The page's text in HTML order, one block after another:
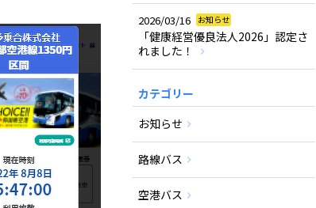
2026/03/16 お知らせ
「健康経営優良法人2026」認定さ
れました！
カテゴリー
お知らせ
路線バス
空港バス